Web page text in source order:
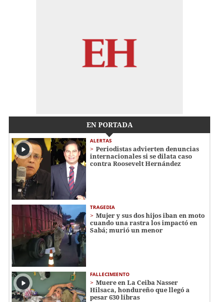
EN PORTADA
ALERTAS
Periodistas advierten denuncias
internacionales si se dilata caso
contra Roosevelt Hernández
TRAGEDIA
Mujer y sus dos hijos iban en moto
cuando una rastra los impactó en
Sabá; murió un menor
FALLECIMIENTO
Muere en La Ceiba Nasser
Hilsaca, hondureño que llegó a
pesar 630 libras